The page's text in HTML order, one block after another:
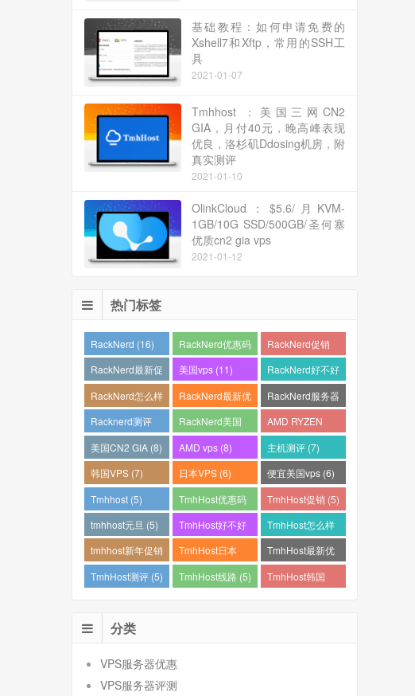
基础教程：如何申请免费的
Xshell7和Xftp，常用的SSH工
具
2021-01-07
Tmhhost ：美国三网CN2
GIA，月付40元，晚高峰表现
优良，洛杉矶Ddosing机房，附
真实测评
2021-01-10
OlinkCloud：$5.6/月KVM-
1GB/10G SSD/500GB/圣何塞
优质cn2 gia vps
2021-01-12
热门标签
RackNerd (16)
RackNerd优惠码
(15)
RackNerd促销
(14)
RackNerd最新促
销 (12)
美国vps (11)
RackNerd好不好
(11)
RackNerd怎么样
(11)
RackNerd最新优
惠码 (11)
RackNerd服务器
怎么样 (11)
Racknerd测评
(11)
RackNerd美国
VPS (11)
AMD RYZEN
(10)
美国CN2 GIA (8) AMD vps (8)
主机测评 (7)
韩国VPS (7)
日本VPS (6)
便宜美国vps (6)
Tmhhost (5)
TmhHost优惠码
(5)
TmhHost促销 (5)
tmhhost元旦 (5)
TmhHost好不好
(5)
TmhHost怎么样
(5)
tmhhost新年促销
(5)
TmhHost日本
VPS (5)
TmhHost最新优
惠码 (5)
TmhHost测评 (5) TmhHost线路 (5)
TmhHost韩国
分类
VPS服务器优惠
VPS服务器评测